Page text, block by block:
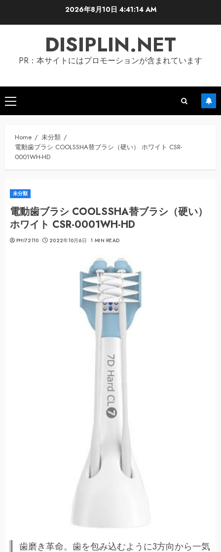
2026年8月10日 4:41:15 AM
DISIPLIN.NET
PR：本サイトにはプロモーションが含まれています
Primary
Menu
Home
未分類
電動歯ブラシ COOLSSHA替ブラシ（硬い） ホワイト CSR-
0001WH-HD
未分類
電動歯ブラシ COOLSSHA替ブラシ（硬い）
ホワイト CSR-0001WH-HD
PHI72110 2022年10月6日 1 MIN READ
歯磨き革命。歯を包み込むように3方向から一気